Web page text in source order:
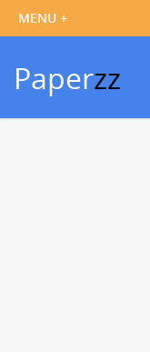
Paperzz